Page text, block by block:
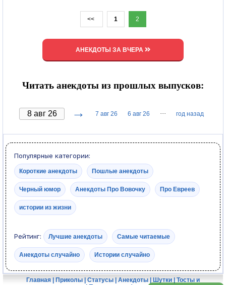
<< 1 2
АНЕКДОТЫ ЗА ВЧЕРА
Читать анекдоты из прошлых выпусков:
→ 7 авг 26 6 авг 26 ··· год назад
Популярные категории:
Короткие анекдоты Пошлые анекдоты
Черный юмор Анекдоты Про Вовочку Про Евреев
истории из жизни
Рейтинг: Лучшие анекдоты Самые читаемые
Анекдоты случайно Истории случайно
Главная | Приколы | Статусы | Анекдоты | Шутки | Тосты и